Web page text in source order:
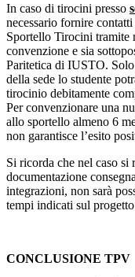
In caso di tirocini presso
necessario fornire
Sportello Tirocini tramite
convenzione e sia
Paritetica di IUSTO.
della sede lo studente
tirocinio debitamente
Per convenzionare una
allo sportello almeno 6
non garantisce l’esito
Si ricorda che nel caso
documentazione
integrazioni, non sarà
tempi indicati sul
CONCLUSIONE TPV